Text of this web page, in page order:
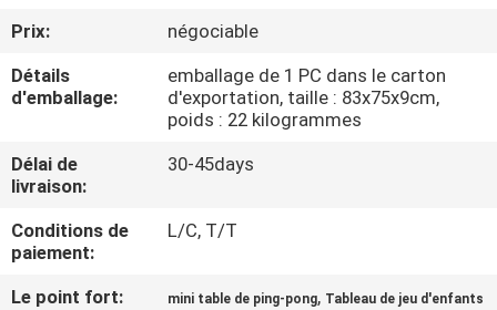
DE
L'USINE
CONTRÔLE
DE
LA
QUALITÉ
Prix:
négociable
Détails
d'emballage:
emballage de 1 PC dans le carton
d'exportation, taille : 83x75x9cm,
poids : 22 kilogrammes
Délai de
livraison:
30-45days
Conditions de
paiement:
L/C, T/T
Le point fort: mini table de ping-pong, Tableau de jeu d'enfants